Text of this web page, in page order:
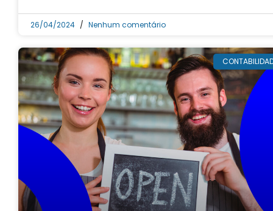
26/04/2024 Nenhum comentário